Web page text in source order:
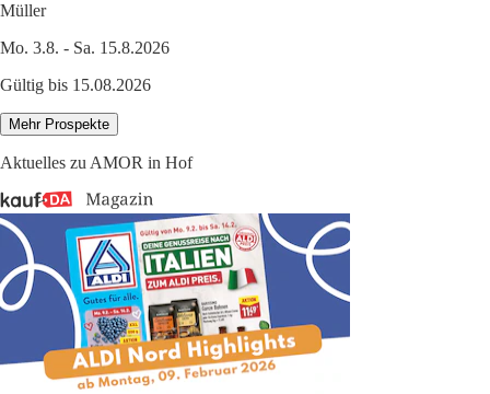
Müller
Mo. 3.8. - Sa. 15.8.2026
Gültig bis 15.08.2026
Mehr Prospekte
Aktuelles zu AMOR in Hof